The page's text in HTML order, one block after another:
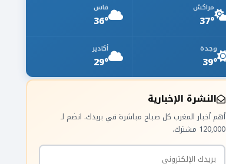
مراكش
37°
فاس
36°
وجدة
39°
أكادير
29°
النشرة الإخبارية
أهم أخبار المغرب كل صباح مباشرة في بريدك. انضم لـ
120,000 مشترك.